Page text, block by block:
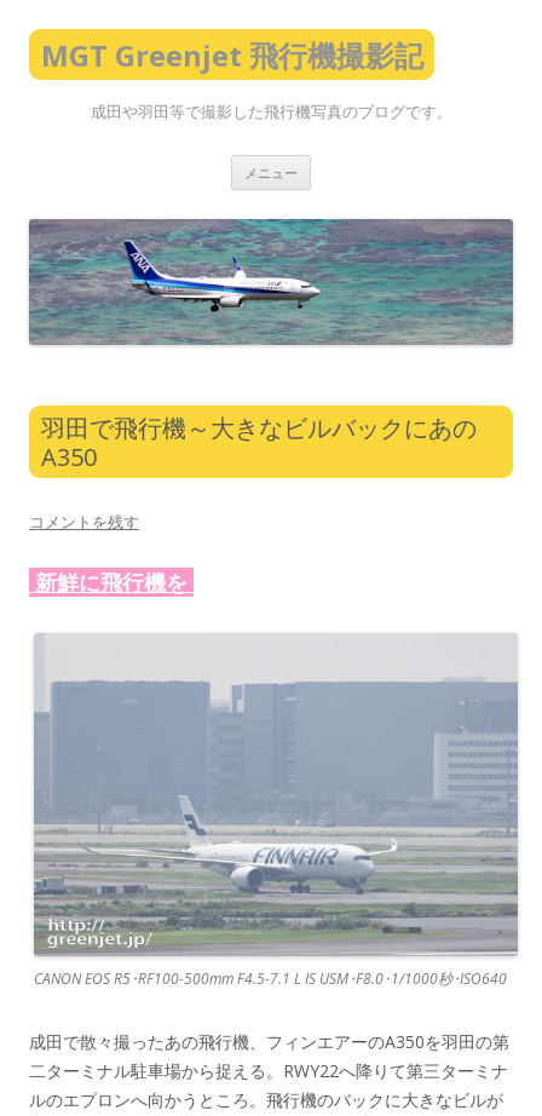
MGT Greenjet 飛行機撮影記
成田や羽田等で撮影した飛行機写真のブログです。
メニュー
ン
ツ
へ
ス
キ
ッ
プ
羽田で飛行機～大きなビルバックにあの
A350
コメントを残す
新鮮に飛行機を
CANON EOS R5･RF100-500mm F4.5-7.1 L IS USM･F8.0･1/1000秒･ISO640
成田で散々撮ったあの飛行機、フィンエアーのA350を羽田の第
二ターミナル駐車場から捉える。RWY22へ降りて第三ターミナ
ルのエプロンへ向かうところ。飛行機のバックに大きなビルが